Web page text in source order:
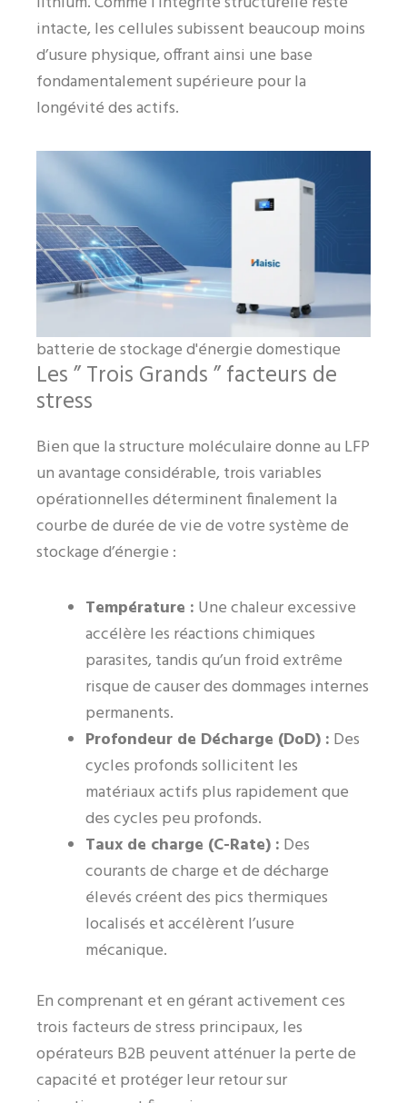
intacte, les cellules subissent beaucoup moins
d’usure physique, offrant ainsi une base
fondamentalement supérieure pour la
longévité des actifs.
batterie de stockage d'énergie domestique
Les ” Trois Grands ” facteurs de
stress
Bien que la structure moléculaire donne au LFP
un avantage considérable, trois variables
opérationnelles déterminent finalement la
courbe de durée de vie de votre système de
stockage d’énergie :
Température : Une chaleur excessive
accélère les réactions chimiques
parasites, tandis qu’un froid extrême
risque de causer des dommages internes
permanents.
Profondeur de Décharge (DoD) : Des
cycles profonds sollicitent les
matériaux actifs plus rapidement que
des cycles peu profonds.
Taux de charge (C-Rate) : Des
courants de charge et de décharge
élevés créent des pics thermiques
localisés et accélèrent l’usure
mécanique.
En comprenant et en gérant activement ces
trois facteurs de stress principaux, les
opérateurs B2B peuvent atténuer la perte de
capacité et protéger leur retour sur